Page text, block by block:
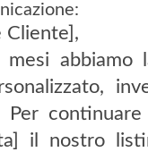
Cliente],
abbiamo
Per
il nostro